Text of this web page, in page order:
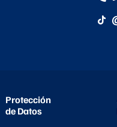
Protección
de Datos